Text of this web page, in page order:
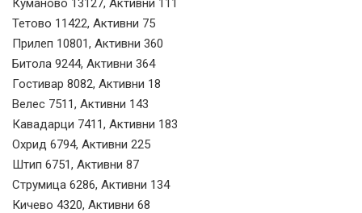
Тетово 11422, Активни 75
Прилеп 10801, Активни 360
Битола 9244, Активни 364
Гостивар 8082, Активни 18
Велес 7511, Активни 143
Кавадарци 7411, Активни 183
Охрид 6794, Активни 225
Штип 6751, Активни 87
Струмица 6286, Активни 134
Кичево 4320, Активни 68